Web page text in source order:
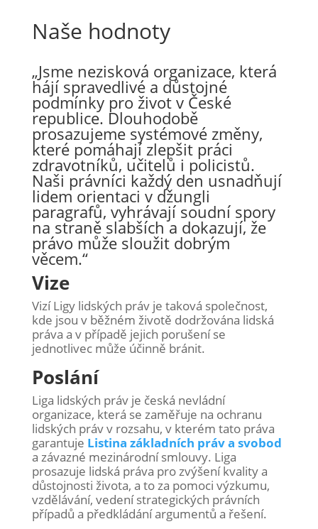
Naše hodnoty
„Jsme nezisková organizace, která
hájí spravedlivé a důstojné
podmínky pro život v České
republice. Dlouhodobě
prosazujeme systémové změny,
které pomáhají zlepšit práci
zdravotníků, učitelů i policistů.
Naši právníci každý den usnadňují
lidem orientaci v džungli
paragrafů, vyhrávají soudní spory
na straně slabších a dokazují, že
právo může sloužit dobrým
věcem.“
Vize
Vizí Ligy lidských práv je taková společnost,
kde jsou v běžném životě dodržována lidská
práva a v případě jejich porušení se
jednotlivec může účinně bránit.
Poslání
Liga lidských práv je česká nevládní
organizace, která se zaměřuje na ochranu
lidských práv v rozsahu, v kterém tato práva
garantuje Listina základních práv a svobod
a závazné mezinárodní smlouvy. Liga
prosazuje lidská práva pro zvýšení kvality a
důstojnosti života, a to za pomoci výzkumu,
vzdělávání, vedení strategických právních
případů a předkládání argumentů a řešení.